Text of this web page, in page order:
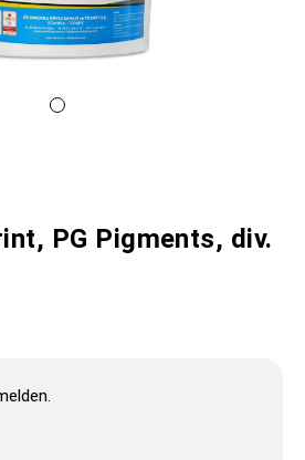
PG Pigments, div.